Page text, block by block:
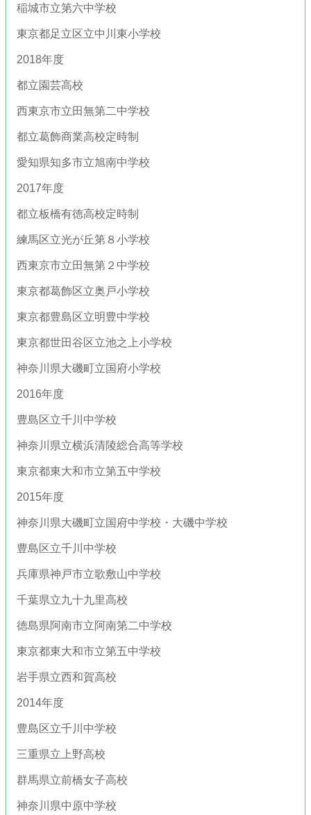
稲城市立第六中学校
東京都足立区立中川東小学校
2018年度
都立園芸高校
西東京市立田無第二中学校
都立葛飾商業高校定時制
愛知県知多市立旭南中学校
2017年度
都立板橋有徳高校定時制
練馬区立光が丘第８小学校
西東京市立田無第２中学校
東京都葛飾区立奥戸小学校
東京都豊島区立明豊中学校
東京都世田谷区立池之上小学校
神奈川県大磯町立国府小学校
2016年度
豊島区立千川中学校
神奈川県立横浜清陵総合高等学校
東京都東大和市立第五中学校
2015年度
神奈川県大磯町立国府中学校・大磯中学校
豊島区立千川中学校
兵庫県神戸市立歌敷山中学校
千葉県立九十九里高校
徳島県阿南市立阿南第二中学校
東京都東大和市立第五中学校
岩手県立西和賀高校
2014年度
豊島区立千川中学校
三重県立上野高校
群馬県立前橋女子高校
神奈川県中原中学校